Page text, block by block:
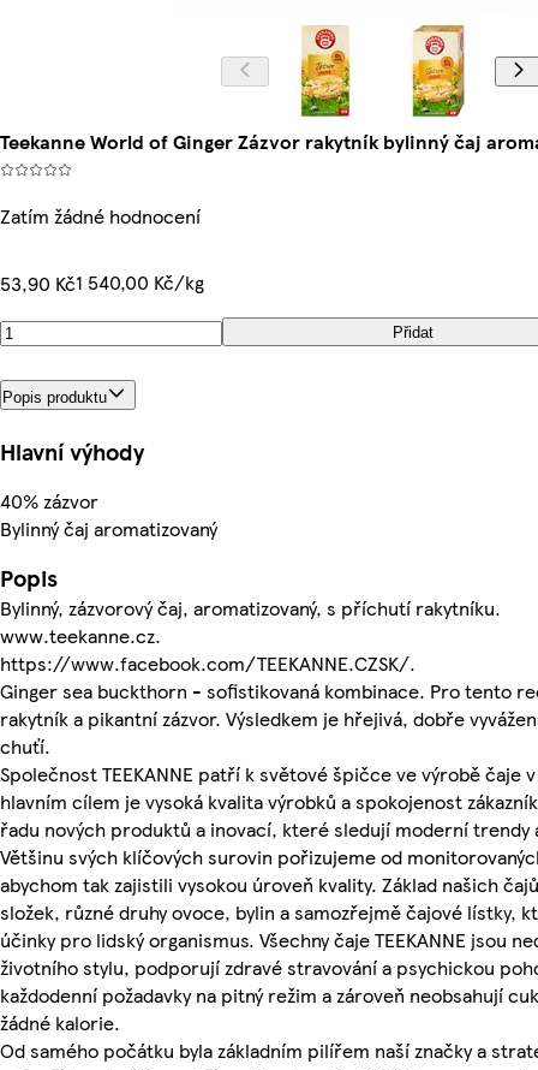
Teekanne World of Ginger Zázvor rakytník bylinný čaj
Zatím žádné hodnocení
53,90 Kč1 540,00 Kč/kg
Přidat
Popis produktu
Hlavní výhody
40% zázvor
Bylinný čaj aromatizovaný
Popis
Bylinný, zázvorový čaj, aromatizovaný, s příchutí rakytníku.
www.teekanne.cz.
https://www.facebook.com/TEEKANNE.CZSK/.
Ginger sea buckthorn - sofistikovaná kombinace. Pro tento
rakytník a pikantní zázvor. Výsledkem je hřejivá, dobře
chuťí.
Společnost TEEKANNE patří k světové špičce ve výrobě čaje
hlavním cílem je vysoká kvalita výrobků a spokojenost
řadu nových produktů a inovací, které sledují moderní trendy
Většinu svých klíčových surovin pořizujeme od
abychom tak zajistili vysokou úroveň kvality. Základ našich
složek, různé druhy ovoce, bylin a samozřejmě čajové lístky,
účinky pro lidský organismus. Všechny čaje TEEKANNE jsou
životního stylu, podporují zdravé stravování a psychickou
každodenní požadavky na pitný režim a zároveň neobsahují
žádné kalorie.
Od samého počátku byla základním pilířem naší značky a